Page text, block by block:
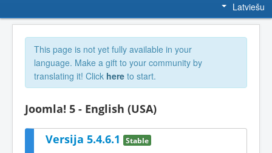
Latviešu
This page is not yet fully available in your
language. Make a gift to your community by
translating it! Click here to start.
Joomla! 5 - English (USA)
Versija 5.4.6.1 Stable